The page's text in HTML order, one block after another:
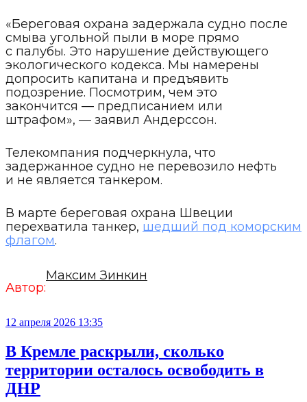
«Береговая охрана задержала судно после
смыва угольной пыли в море прямо
с палубы. Это нарушение действующего
экологического кодекса. Мы намерены
допросить капитана и предъявить
подозрение. Посмотрим, чем это
закончится — предписанием или
штрафом», — заявил Андерссон.
Телекомпания подчеркнула, что
задержанное судно не перевозило нефть
и не является танкером.
В марте береговая охрана Швеции
перехватила танкер, шедший под коморским
флагом.
Автор:
Максим Зинкин
12 апреля 2026 13:35
В Кремле раскрыли, сколько
территории осталось освободить в
ДНР